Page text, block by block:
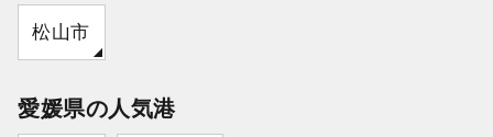
松山市
愛媛県の人気港